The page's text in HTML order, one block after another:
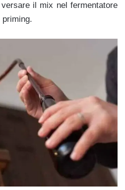
il mix nel fermentatore